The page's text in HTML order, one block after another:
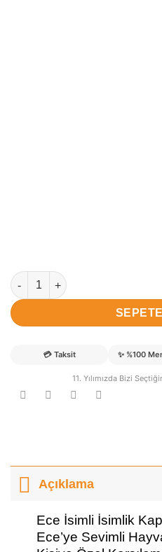
Ece isimli İsimlik Kapı Süsü adet
💳 Taksit ✨ %100
11. Yılımızda Bizi
Açıklama
Ece İsimli İsimlik
Ece’ye Sevimli